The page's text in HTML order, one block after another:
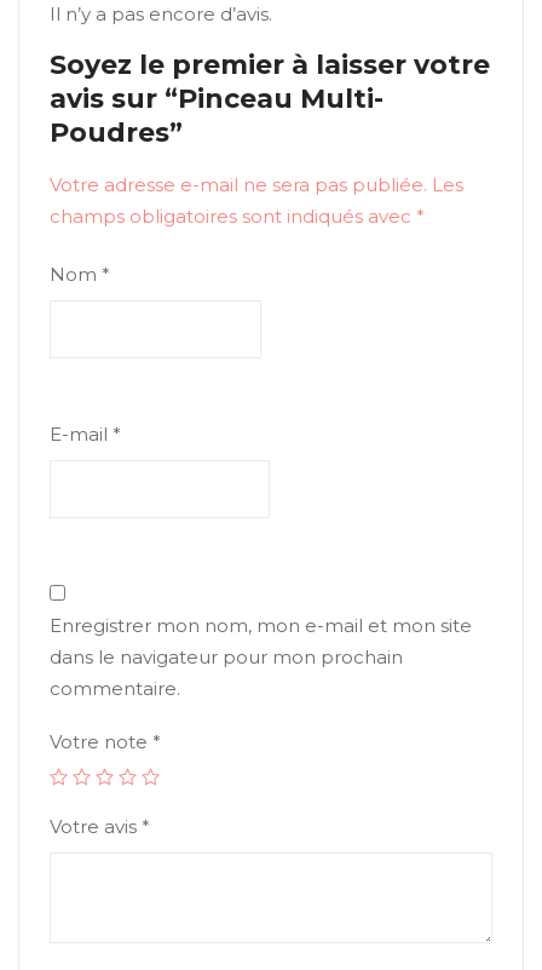
Il n’y a pas encore d’avis.
Soyez le premier à laisser votre
avis sur “Pinceau Multi-
Poudres”
Votre adresse e-mail ne sera pas publiée. Les
champs obligatoires sont indiqués avec *
Nom *
E-mail *
Enregistrer mon nom, mon e-mail et mon site
dans le navigateur pour mon prochain
commentaire.
Votre note *
Votre avis *